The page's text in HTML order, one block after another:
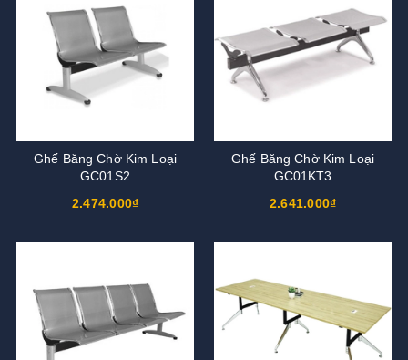
Ghế Băng Chờ Kim Loại
GC01S2
2.474.000₫
Ghế Băng Chờ Kim Loại
GC01KT3
2.641.000₫